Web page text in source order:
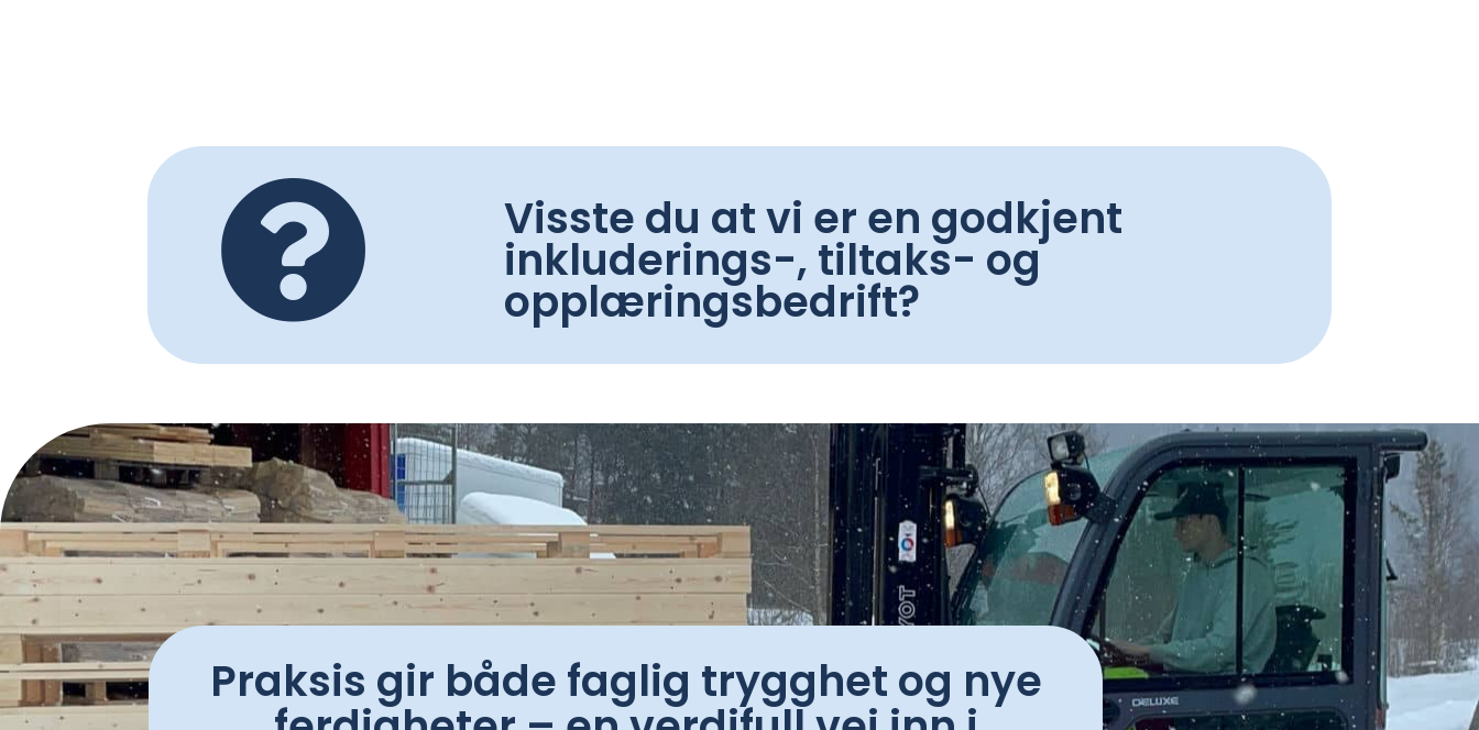
 Visste du at vi er en godkjent
inkluderings-, tiltaks- og
opplæringsbedrift?
Praksis gir både faglig trygghet og nye